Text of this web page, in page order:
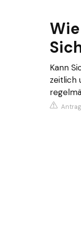
Kann
zeitlich